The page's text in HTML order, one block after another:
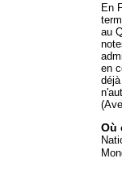
En
au
en
Où